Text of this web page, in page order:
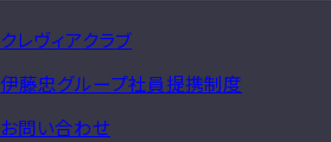
クレヴィアクラブ
伊藤忠グループ社員提携制度
お問い合わせ